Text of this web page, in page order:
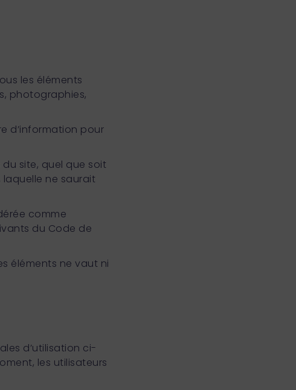
les éléments
photographies,
d’information pour
site, quel que soit
ne saurait
comme
du Code de
éléments ne vaut ni
d’utilisation ci-
les utilisateurs